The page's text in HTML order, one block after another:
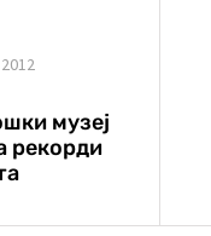
музеј
рекорди